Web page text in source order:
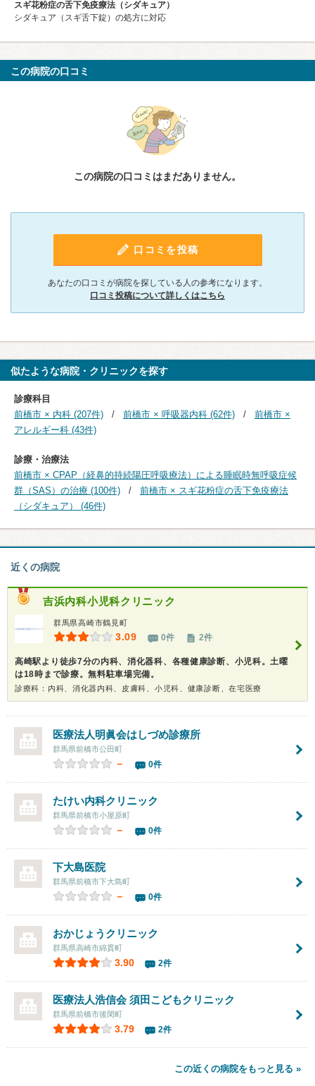
スギ花粉症の舌下免疫療法（シダキュア）
シダキュア（スギ舌下錠）の処方に対応
この病院の口コミ
この病院の口コミはまだありません。
口コミを投稿
あなたの口コミが病院を探している人の参考になります。
口コミ投稿について詳しくはこちら
似たような病院・クリニックを探す
診療科目
前橋市 × 内科 (207件)
前橋市 × 呼吸器内科 (62件)
前橋市 ×
アレルギー科 (43件)
診療・治療法
前橋市 × CPAP（経鼻的持続陽圧呼吸療法）による睡眠時無呼吸症候
群（SAS）の治療 (100件)
前橋市 × スギ花粉症の舌下免疫療法
（シダキュア） (46件)
近くの病院
吉浜内科小児科クリニック
群馬県高崎市鶴見町
3.09 0件 2件
高崎駅より徒歩7分の内科、消化器科、各種健康診断、小児科。土曜
は18時まで診療。無料駐車場完備。
診療科：内科、消化器内科、皮膚科、小児科、健康診断、在宅医療
医療法人明眞会はしづめ診療所
群馬県前橋市公田町
－ 0件
たけい内科クリニック
群馬県前橋市小屋原町
－ 0件
下大島医院
群馬県前橋市下大島町
－ 0件
おかじょうクリニック
群馬県高崎市綿貫町
3.90 2件
医療法人浩信会須田こどもクリニック
群馬県前橋市後閑町
3.79 2件
この近くの病院をもっと見る »